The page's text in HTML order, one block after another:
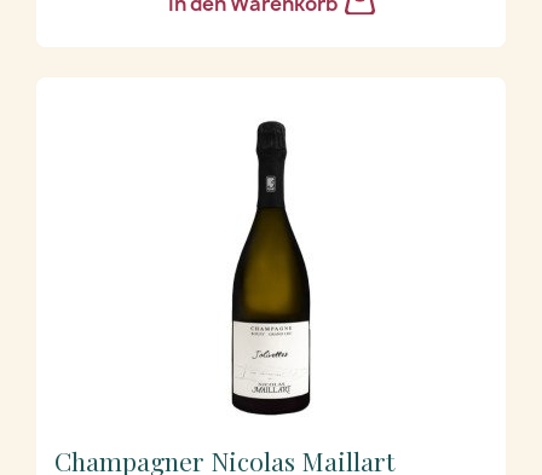
Champagner Nicolas Maillart